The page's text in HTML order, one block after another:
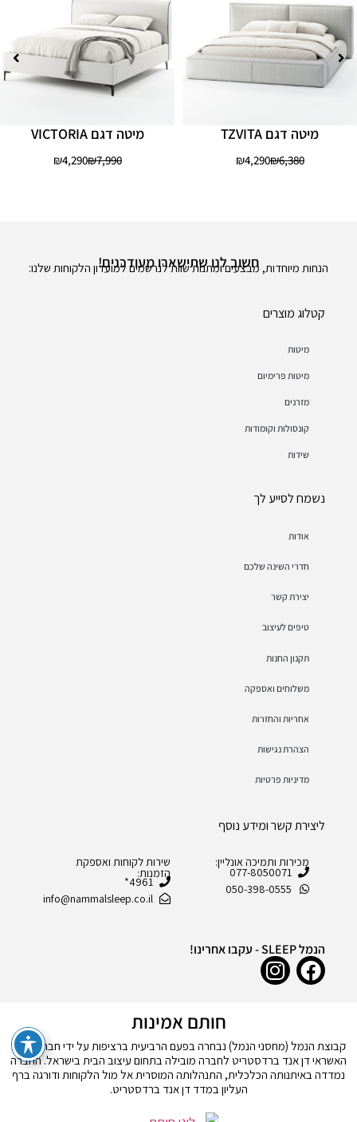
מיטה דגם TZVITA
₪6,380
₪4,290
מיטה דגם VICTORIA
₪7,990
₪4,290
קטלוג מוצרים
מיטות
מיטות פרימיום
מזרנים
קונסולות וקומודות
שידות
נשמח לסייע לך
אודות
חדרי השינה שלכם
יצירת קשר
טיפים לעיצוב
תקנון החנות
משלוחים ואספקה
אחריות והחזרות
הצהרת נגישות
מדיניות פרטיות
ליצירת קשר ומידע נוסף
מכירות ותמיכה אונליין:
077-8050071
050-398-0555
שירות לקוחות ואספקת
הזמנות:
4961*
info@nammalsleep.co.il
הנמל SLEEP - עקבו אחרינו!
חשוב לנו שתישארו מעודכנים!
הנחות מיוחדות, מבצעים ומתנות שוות לנרשמים למועדון הלקוחות שלנו:
חותם אמינות
קבוצת הנמל (מחסני הנמל) נבחרה בפעם הרביעית ברציפות על ידי חברת דירוג
האשראי דן אנד ברדסטריט לחברה מובילה בתחום עיצוב הבית בישראל. החברה
נמדדה באיתנותה הכלכלית, התנהלותה המוסרית אל מול הלקוחות ודורגה ברף
העליון במדד דן אנד ברדסטריט.